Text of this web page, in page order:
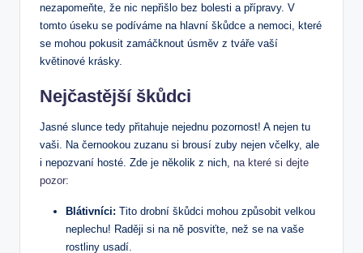
nezapomeňte, že nic nepřišlo bez bolesti a přípravy. V
tomto úseku se podíváme na hlavní škůdce a nemoci, které
se mohou pokusit zamáčknout úsměv z tváře vaší
květinové krásky.
Nejčastější škůdci
Jasné slunce tedy přitahuje nejednu pozornost! A nejen tu
vaši. Na černookou zuzanu si brousí zuby nejen včelky, ale
i nepozvaní hosté. Zde je několik z nich, na které si dejte
pozor:
Blátivníci: Tito drobní škůdci mohou způsobit velkou
neplechu! Raději si na ně posviťte, než se na vaše
rostliny usadí.